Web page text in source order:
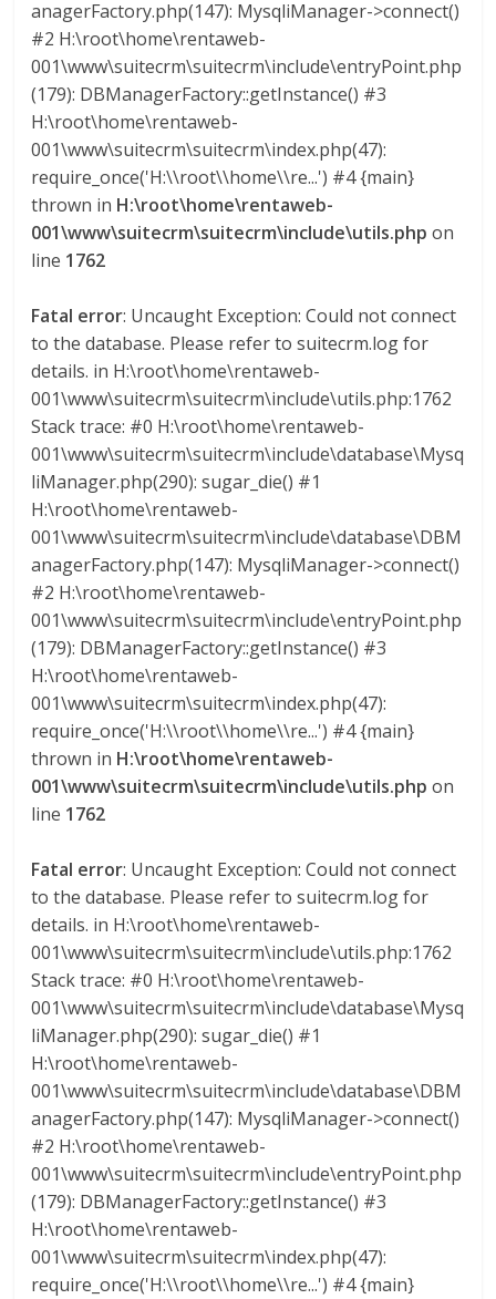
anagerFactory.php(147): MysqliManager->connect()
#2 H:\root\home\rentaweb-
001\www\suitecrm\suitecrm\include\entryPoint.php
(179): DBManagerFactory::getInstance() #3
H:\root\home\rentaweb-
001\www\suitecrm\suitecrm\index.php(47):
require_once('H:\\root\\home\\re...') #4 {main}
thrown in H:\root\home\rentaweb-
001\www\suitecrm\suitecrm\include\utils.php on
line 1762
Fatal error: Uncaught Exception: Could not connect
to the database. Please refer to suitecrm.log for
details. in H:\root\home\rentaweb-
001\www\suitecrm\suitecrm\include\utils.php:1762
Stack trace: #0 H:\root\home\rentaweb-
001\www\suitecrm\suitecrm\include\database\Mysq
liManager.php(290): sugar_die() #1
H:\root\home\rentaweb-
001\www\suitecrm\suitecrm\include\database\DBM
anagerFactory.php(147): MysqliManager->connect()
#2 H:\root\home\rentaweb-
001\www\suitecrm\suitecrm\include\entryPoint.php
(179): DBManagerFactory::getInstance() #3
H:\root\home\rentaweb-
001\www\suitecrm\suitecrm\index.php(47):
require_once('H:\\root\\home\\re...') #4 {main}
thrown in H:\root\home\rentaweb-
001\www\suitecrm\suitecrm\include\utils.php on
line 1762
Fatal error: Uncaught Exception: Could not connect
to the database. Please refer to suitecrm.log for
details. in H:\root\home\rentaweb-
001\www\suitecrm\suitecrm\include\utils.php:1762
Stack trace: #0 H:\root\home\rentaweb-
001\www\suitecrm\suitecrm\include\database\Mysq
liManager.php(290): sugar_die() #1
H:\root\home\rentaweb-
001\www\suitecrm\suitecrm\include\database\DBM
anagerFactory.php(147): MysqliManager->connect()
#2 H:\root\home\rentaweb-
001\www\suitecrm\suitecrm\include\entryPoint.php
(179): DBManagerFactory::getInstance() #3
H:\root\home\rentaweb-
001\www\suitecrm\suitecrm\index.php(47):
require_once('H:\\root\\home\\re...') #4 {main}